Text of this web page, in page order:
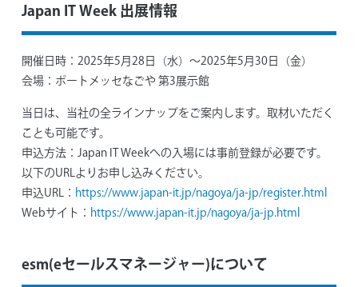
Japan IT Week 出展情報
開催日時： 2025年5月28日（水）～2025年5月30日（金）
会場： ポートメッセなごや 第3展示館
当日は、当社の全ラインナップをご案内します。取材いただく
ことも可能です。
申込方法： Japan IT Weekへの入場には事前登録が必要です。
以下のURLよりお申し込みください。
申込URL： https://www.japan-it.jp/nagoya/ja-jp/register.html
Webサイト： https://www.japan-it.jp/nagoya/ja-jp.html
esm(eセールスマネージャー)について